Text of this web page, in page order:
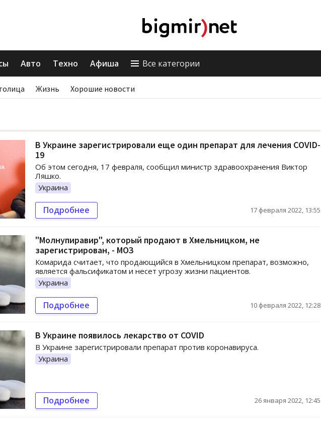
Авто Техно Афиша Все категории
Жизнь Хорошие новости
В Украине зарегистрировали еще один препарат для лечения СOVID-
19
Об этом сегодня, 17 февраля, сообщил министр здравоохранения Виктор
Ляшко.
Украина
Подробнее 17 февраля 2022, 13:55
"Молнупиравир", который продают в Хмельницком, не
зарегистрирован, - МОЗ
Комарида считает, что продающийся в Хмельницком препарат, возможно,
является фальсификатом и несет угрозу жизни пациентов.
Украина
Подробнее 10 февраля 2022, 12:28
В Украине появилось лекарство от COVID
В Украине зарегистрировали препарат против коронавируса.
Украина
Подробнее 26 января 2022, 12:45